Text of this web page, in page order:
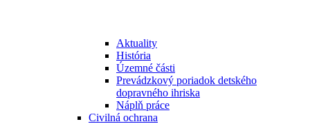
Aktuality
História
Územné části
Prevádzkový poriadok detského
dopravného ihriska
Náplň práce
Civilná ochrana